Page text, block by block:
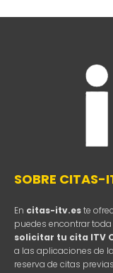
SOBRE CITAS-
En citas-itv.este
puedes encontrar
solicitar tu cita ITV
a las aplicaciones de
reserva de citas